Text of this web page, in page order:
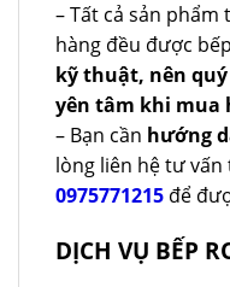
– Tất cả sản
hàng đều được
kỹ thuật, nên
yên tâm khi mua
– Bạn cần hướng
lòng liên hệ tư
0975771215 để
DỊCH VỤ BẾP